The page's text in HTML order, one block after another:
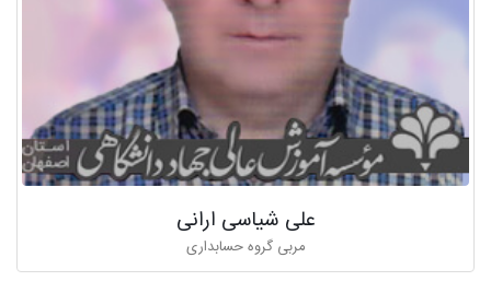
علی شياسی ارانی
مربی گروه حسابداری